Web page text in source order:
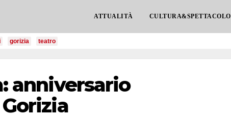
ATTUALITÀ CULTURA&SPETTACOLO
gorizia teatro
anniversario